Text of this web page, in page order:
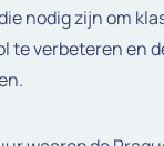
nodig zijn om
te verbeteren en